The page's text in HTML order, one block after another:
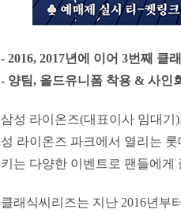
- 2016, 2017년에 이어 3번째 클
- 양팀, 올드유니폼 착용 & 사인
삼성 라이온즈(대표이사 임대
성 라이온즈 파크에서 열리는
키는 다양한 이벤트로 팬들에게
클래식씨리즈는 지난 2016년부